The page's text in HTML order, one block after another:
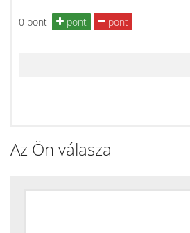
0 pont pont pont
Az Ön válasza